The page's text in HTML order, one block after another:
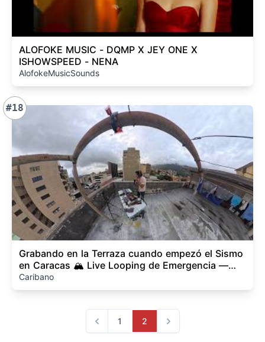
ALOFOKE MUSIC - DQMP X JEY ONE X
ISHOWSPEED - NENA
AlofokeMusicSounds
#18
Grabando en la Terraza cuando empezó el Sismo
en Caracas 🏔️ Live Looping de Emergencia —
Caribano
Caribano
Previous
1 2
Next